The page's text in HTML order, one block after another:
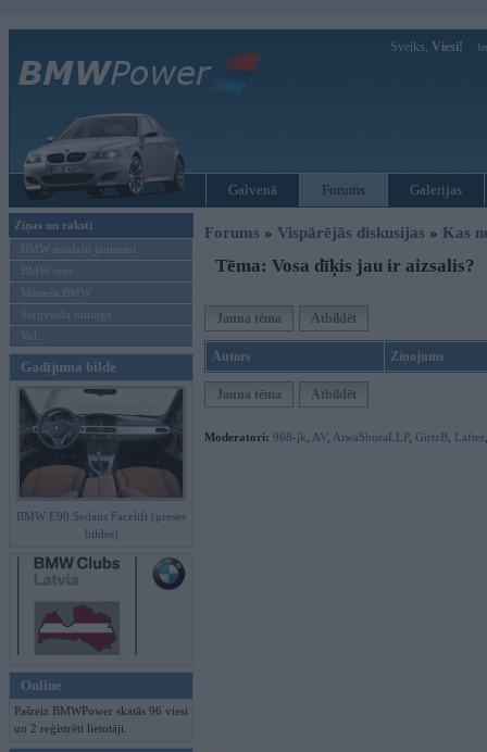
Sveiks, Viesi!
Galvenā Forums Galerijas
Ziņas un raksti
BMW modeļu jaunumi
BMW testi
Mēneša BMW
Sērijveida tūnings
Vel...
Gadījuma bilde
BMW E90 Sedans Facelift (preses
bildes)
Online
Pašreiz BMWPower skatās 96 viesi
un 2 reģistrēti lietotāji.
Forums » Vispārējās diskusijas » Kas
Tēma: Vosa dīķis jau ir aizsalis?
Jauna tēma Atbildēt
Autors Ziņojums
Jauna tēma Atbildēt
Moderatori: 968-jk AV AiwaShuraLLP, GirtzB Lafter